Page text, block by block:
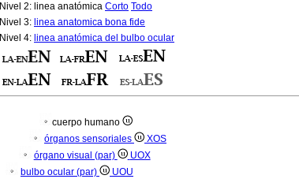
Nivel 2: linea anatómica Corto Todo
Nivel 3: linea anatomica bona fide
Nivel 4: linea anatómica del bulbo ocular
cuerpo humano
órganos sensoriales
XOS
órgano visual (par)
UOX
bulbo ocular (par)
UOU